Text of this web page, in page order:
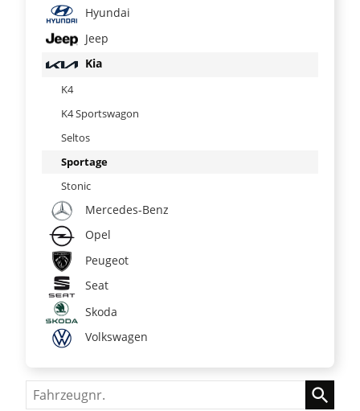
Hyundai
Jeep
Kia
K4
K4 Sportswagon
Seltos
Sportage
Stonic
Mercedes-Benz
Opel
Peugeot
Seat
Skoda
Volkswagen
Fahrzeugnr.